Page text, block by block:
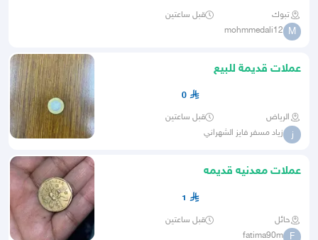
تبوك قبل ساعتين
M
mohmmedali12
عملات قديمة للبيع
0
الرياض قبل ساعتين
ز زياد مسفر فايز الشهراني
عملات معدنيه قديمه
1
حائل قبل ساعتين
F
fatima90m